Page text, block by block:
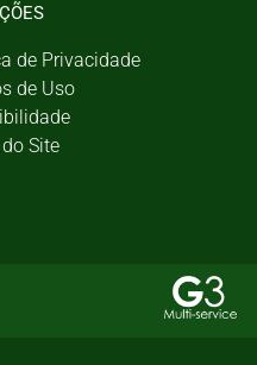
de Privacidade
de Uso
Site